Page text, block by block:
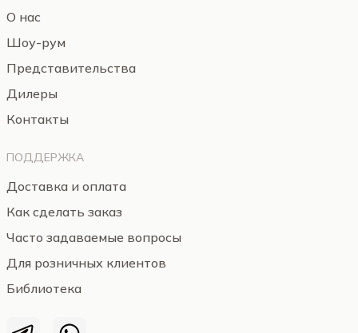
О нас
Шоу-рум
Представительства
Дилеры
Контакты
ПОДДЕРЖКА
Доставка и оплата
Как сделать заказ
Часто задаваемые вопросы
Для розничных клиентов
Библиотека